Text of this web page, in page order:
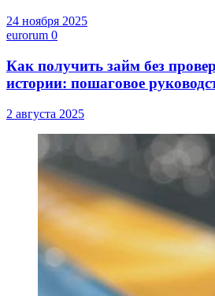
24 ноября 2025
eurorum 0
Как получить займ без
истории: пошаговое
2 августа 2025